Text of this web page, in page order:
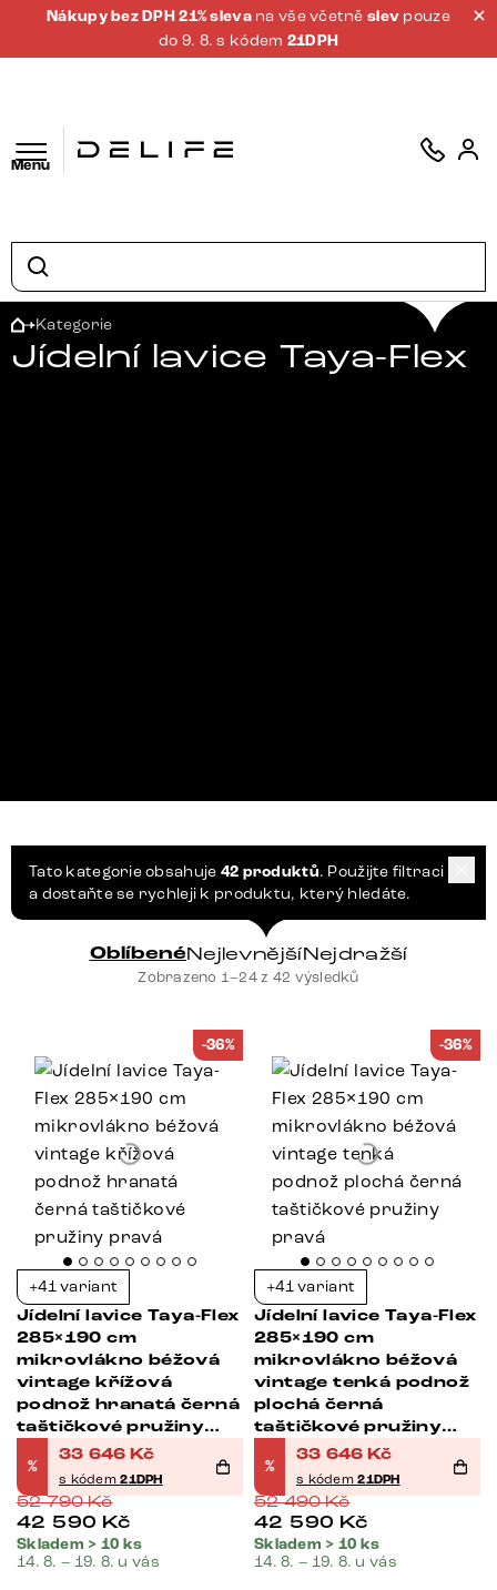
Nákupy bez DPH 21% sleva na vše včetněslev pouze
do 9. 8. s kódem 21DPH
Menu
Kategorie
Jídelní lavice Taya-Flex
Tato kategorie obsahuje 42 produktů. Použijte filtraci
a dostaňte se rychleji k produktu, který hledáte.
OblíbenéNejlevnějšíNejdražší
Zobrazeno 1–24 z 42 výsledků
-36%
+41 variant
Jídelní lavice Taya-Flex
285×190 cm
mikrovlákno béžová
vintage křížová
podnož hranatá černá
taštičkové pružiny
pravá
%
33 646 Kč
s kódem21DPH
52 790Kč
42 590 Kč
Skladem > 10 ks
14. 8. – 19. 8. u vás
-36%
+41 variant
Jídelní lavice Taya-Flex
285×190 cm
mikrovlákno béžová
vintage tenká podnož
plochá černá
taštičkové pružiny
pravá
%
33 646 Kč
s kódem21DPH
52 490Kč
42 590 Kč
Skladem > 10 ks
14. 8. – 19. 8. u vás